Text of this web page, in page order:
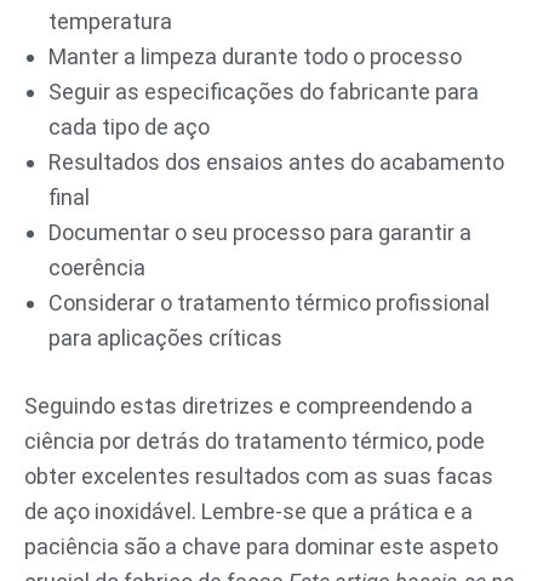
temperatura
Manter a limpeza durante todo o processo
Seguir as especificações do fabricante para
cada tipo de aço
Resultados dos ensaios antes do acabamento
final
Documentar o seu processo para garantir a
coerência
Considerar o tratamento térmico profissional
para aplicações críticas
Seguindo estas diretrizes e compreendendo a
ciência por detrás do tratamento térmico, pode
obter excelentes resultados com as suas facas
de aço inoxidável. Lembre-se que a prática e a
paciência são a chave para dominar este aspeto